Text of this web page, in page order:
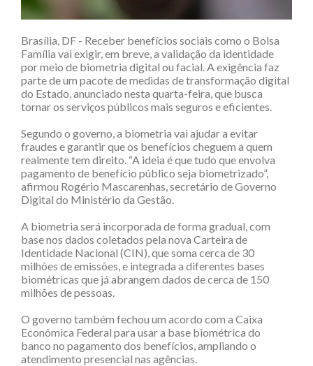
Brasília, DF - Receber benefícios sociais como o Bolsa
Família vai exigir, em breve, a validação da identidade
por meio de biometria digital ou facial. A exigência faz
parte de um pacote de medidas de transformação digital
do Estado, anunciado nesta quarta-feira, que busca
tornar os serviços públicos mais seguros e eficientes.
Segundo o governo, a biometria vai ajudar a evitar
fraudes e garantir que os benefícios cheguem a quem
realmente tem direito. “A ideia é que tudo que envolva
pagamento de benefício público seja biometrizado”,
afirmou Rogério Mascarenhas, secretário de Governo
Digital do Ministério da Gestão.
A biometria será incorporada de forma gradual, com
base nos dados coletados pela nova Carteira de
Identidade Nacional (CIN), que soma cerca de 30
milhões de emissões, e integrada a diferentes bases
biométricas que já abrangem dados de cerca de 150
milhões de pessoas.
O governo também fechou um acordo com a Caixa
Econômica Federal para usar a base biométrica do
banco no pagamento dos benefícios, ampliando o
atendimento presencial nas agências.